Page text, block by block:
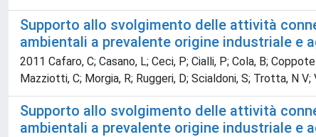
Supporto allo svolgimento delle attività
ambientali a prevalente origine industriale e
2011 Cafaro, C; Casano, L; Ceci, P; Cialli, P; Cola, B;
Mazziotti, C; Morgia, R; Ruggeri, D; Scialdoni, S; Trotta, N
Supporto allo svolgimento delle attività
ambientali a prevalente origine industriale e